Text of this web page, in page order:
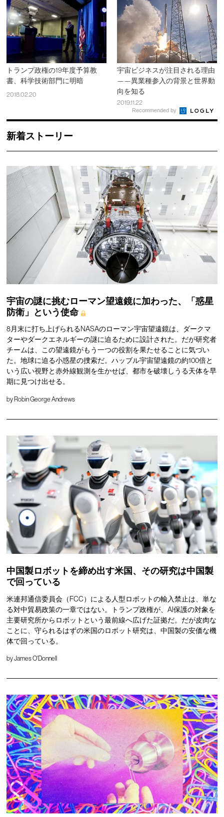
トランプ政権の19年度予算教
書、科学技術部門に明暗
2018.02.20
宇宙ビジネスが注目される理由
——異業種参入の背景と世界動
向を知る
2019.11.22
Recommended by
新着ストーリー
宇宙の謎に挑むローマン望遠鏡に加わった、「惑星
防衛」という使命
8月末に打ち上げられるNASAのローマン宇宙望遠鏡は、ダークマ
ターやダークエネルギーの謎に迫るために設計された。だが研究者
チームは、この望遠鏡がもう一つの役割を果たせることに気づい
た。地球に迫る小惑星の捜索だ。ハッブル宇宙望遠鏡の約100倍と
いう広い視野と赤外線観測を生かせば、都市を破壊しうる天体を早
期に見つけ出せる。
by Robin George Andrews
中国製ロボットを締め出す米国、その研究は中国製
で回っている
米連邦通信委員会（FCC）による人型ロボットの輸入禁止は、単な
る対中貿易政策の一章ではない。トランプ政権が、AI保護の対象を
主要研究所からロボットという最前線へ広げた証拠だ。だが皮肉な
ことに、守られるはずの米国のロボット研究は、中国製の安価な機
体で回っている。
byJames O'Donnell